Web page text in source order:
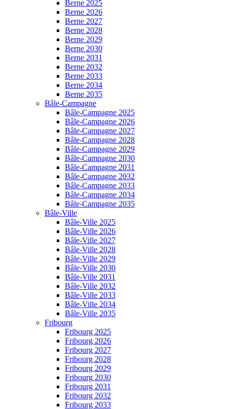
Berne 2025
Berne 2026
Berne 2027
Berne 2028
Berne 2029
Berne 2030
Berne 2031
Berne 2032
Berne 2033
Berne 2034
Berne 2035
Bâle-Campagne
Bâle-Campagne 2025
Bâle-Campagne 2026
Bâle-Campagne 2027
Bâle-Campagne 2028
Bâle-Campagne 2029
Bâle-Campagne 2030
Bâle-Campagne 2031
Bâle-Campagne 2032
Bâle-Campagne 2033
Bâle-Campagne 2034
Bâle-Campagne 2035
Bâle-Ville
Bâle-Ville 2025
Bâle-Ville 2026
Bâle-Ville 2027
Bâle-Ville 2028
Bâle-Ville 2029
Bâle-Ville 2030
Bâle-Ville 2031
Bâle-Ville 2032
Bâle-Ville 2033
Bâle-Ville 2034
Bâle-Ville 2035
Fribourg
Fribourg 2025
Fribourg 2026
Fribourg 2027
Fribourg 2028
Fribourg 2029
Fribourg 2030
Fribourg 2031
Fribourg 2032
Fribourg 2033